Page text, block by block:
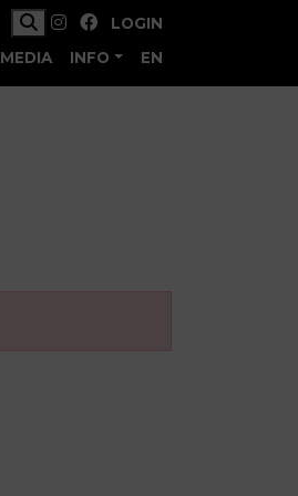
LOGIN
MEDIA INFO EN